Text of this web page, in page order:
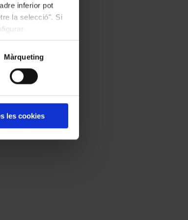
inferior pot
la selecció". Si
Màrqueting
les cookies